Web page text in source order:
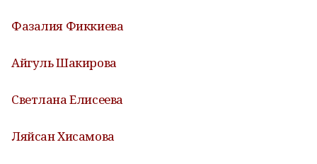
Фазалия Фиккиева
Айгуль Шакирова
Светлана Елисеева
Ляйсан Хисамова